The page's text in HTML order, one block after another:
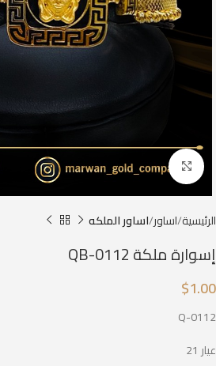
Click to enlarge
الرئيسية اساور اساور الملكه
إسوارة ملكة QB-0112
$1.00
Q-0112
عيار 21